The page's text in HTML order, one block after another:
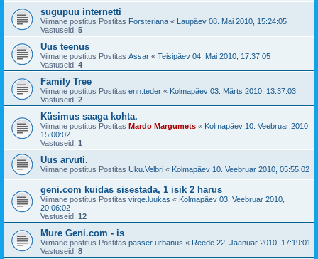
sugupuu internetti
Viimane postitus Postitas Forsteriana « Laupäev 08. Mai 2010, 15:24:05
Vastuseid: 5
Uus teenus
Viimane postitus Postitas Assar « Teisipäev 04. Mai 2010, 17:37:05
Vastuseid: 4
Family Tree
Viimane postitus Postitas enn.teder « Kolmapäev 03. Märts 2010, 13:37:03
Vastuseid: 2
Küsimus saaga kohta.
Viimane postitus Postitas Mardo Margumets « Kolmapäev 10. Veebruar 2010,
15:00:02
Vastuseid: 1
Uus arvuti.
Viimane postitus Postitas Uku.Velbri « Kolmapäev 10. Veebruar 2010, 05:55:02
geni.com kuidas sisestada, 1 isik 2 harus
Viimane postitus Postitas virge.luukas « Kolmapäev 03. Veebruar 2010,
20:06:02
Vastuseid: 12
Mure Geni.com - is
Viimane postitus Postitas passer urbanus « Reede 22. Jaanuar 2010, 17:19:01
Vastuseid: 8